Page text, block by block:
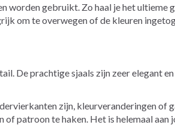
worden gebruikt. Zo haal je het ultieme
om te overwegen of de kleuren
De prachtige sjaals zijn zeer elegant
zijn, kleurveranderingen of
patroon te haken. Het is helemaal aan